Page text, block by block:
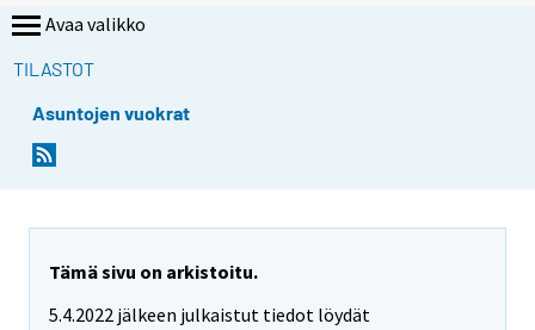
Avaa valikko
TILASTOT
Asuntojen vuokrat
Tämä sivu on arkistoitu.
5.4.2022 jälkeen julkaistut tiedot löydät